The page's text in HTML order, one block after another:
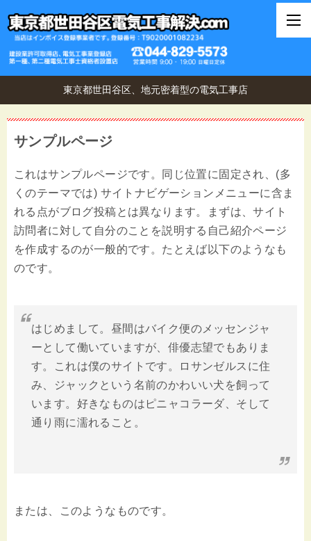
東京都世田谷区、地元密着型の電気工事店
サンプルページ
これはサンプルページです。同じ位置に固定され、(多
くのテーマでは) サイトナビゲーションメニューに含ま
れる点がブログ投稿とは異なります。まずは、サイト
訪問者に対して自分のことを説明する自己紹介ページ
を作成するのが一般的です。たとえば以下のようなも
のです。
はじめまして。昼間はバイク便のメッセンジャ
ーとして働いていますが、俳優志望でもありま
す。これは僕のサイトです。ロサンゼルスに住
み、ジャックという名前のかわいい犬を飼って
います。好きなものはピニャコラーダ、そして
通り雨に濡れること。
または、このようなものです。